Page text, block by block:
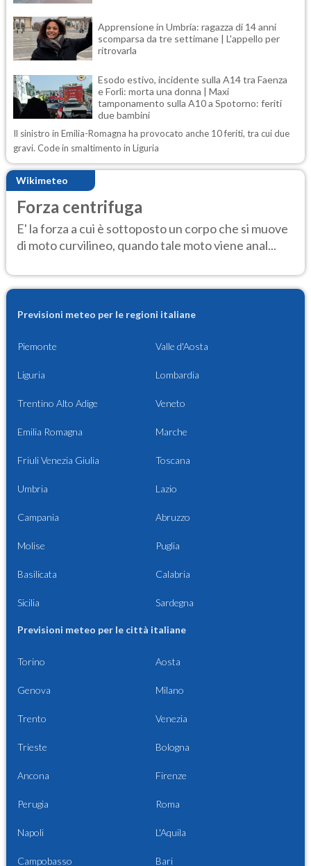
Apprensione in Umbria: ragazza di 14 anni
scomparsa da tre settimane | L'appello per
ritrovarla
Esodo estivo, incidente sulla A14 tra Faenza
e Forlì: morta una donna | Maxi
tamponamento sulla A10 a Spotorno: feriti
due bambini
Il sinistro in Emilia-Romagna ha provocato anche 10 feriti, tra cui due
gravi. Code in smaltimento in Liguria
Wikimeteo
Forza centrifuga
E' la forza a cui è sottoposto un corpo che si muove
di moto curvilineo, quando tale moto viene anal...
Previsioni meteo per le regioni italiane
Piemonte Valle d'Aosta
Liguria Lombardia
Trentino Alto Adige Veneto
Emilia Romagna Marche
Friuli Venezia Giulia Toscana
Umbria Lazio
Campania Abruzzo
Molise Puglia
Basilicata Calabria
Sicilia Sardegna
Previsioni meteo per le città italiane
Torino Aosta
Genova Milano
Trento Venezia
Trieste Bologna
Ancona Firenze
Perugia Roma
Napoli L'Aquila
Campobasso Bari